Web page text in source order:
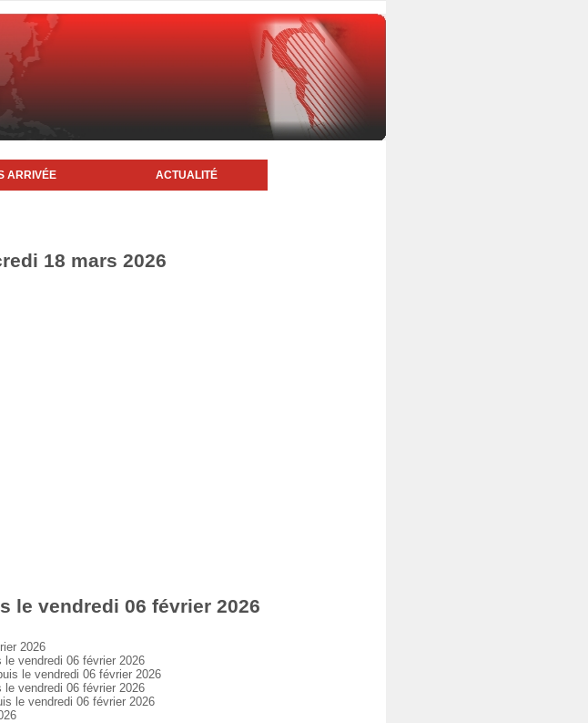
ARRIVÉE ACTUALITÉ
18 mars 2026
le vendredi 06 février 2026
2026
vendredi 06 février 2026
le vendredi 06 février 2026
vendredi 06 février 2026
le vendredi 06 février 2026